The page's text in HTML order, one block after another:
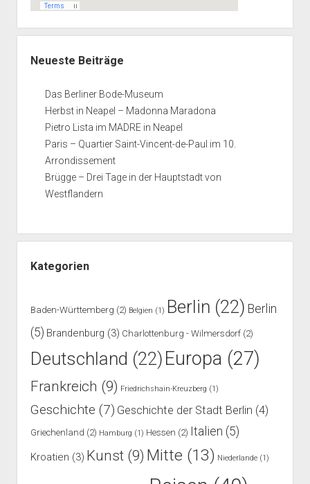
Neueste Beiträge
Das Berliner Bode-Museum
Herbst in Neapel – Madonna Maradona
Pietro Lista im MADRE in Neapel
Paris – Quartier Saint-Vincent-de-Paul im 10.
Arrondissement
Brügge – Drei Tage in der Hauptstadt von
Westflandern
Kategorien
Baden-Württemberg (2) Belgien (1) Berlin (22) Berlin
(5) Brandenburg (3) Charlottenburg - Wilmersdorf(2)
Deutschland (22) Europa (27)
Frankreich (9) Friedrichshain-Kreuzberg (1)
Geschichte (7) Geschichte der Stadt Berlin (4)
Griechenland (2) Hamburg (1) Hessen (2) Italien (5)
Kroatien (3) Kunst(9) Mitte (13) Niederlande(1)